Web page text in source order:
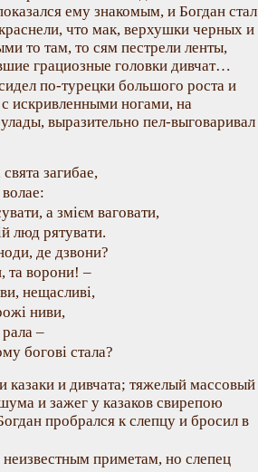
ему знакомым, и Богдан стал
что мак, верхушки черных и
то там, то сям пестрели ленты,
грациозные головки дивчат…
по-турецки большого роста и
искривленными ногами, на
выразительно пел-выговаривал
загибае,
а змієм ваговати,
люд рятувати.
де дзвони?
та ворони! –
нещасливі,
ниви,
–
богові стала?
и дивчата; тяжелый массовый
и зажег у казаков свирепою
пробрался к слепцу и бросил в
приметам, но слепец